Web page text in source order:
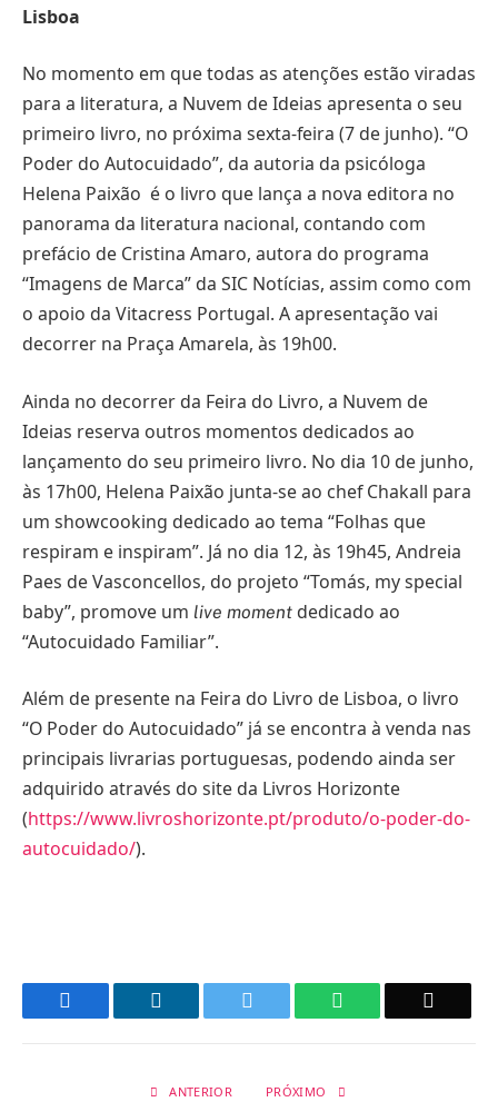
Lisboa
No momento em que todas as atenções estão viradas
para a literatura, a Nuvem de Ideias apresenta o seu
primeiro livro, no próxima sexta-feira (7 de junho). “O
Poder do Autocuidado”, da autoria da psicóloga
Helena Paixão é o livro que lança a nova editora no
panorama da literatura nacional, contando com
prefácio de Cristina Amaro, autora do programa
“Imagens de Marca” da SIC Notícias, assim como com
o apoio da Vitacress Portugal. A apresentação vai
decorrer na Praça Amarela, às 19h00.
Ainda no decorrer da Feira do Livro, a Nuvem de
Ideias reserva outros momentos dedicados ao
lançamento do seu primeiro livro. No dia 10 de junho,
às 17h00, Helena Paixão junta-se ao chef Chakall para
um showcooking dedicado ao tema “Folhas que
respiram e inspiram”. Já no dia 12, às 19h45, Andreia
Paes de Vasconcellos, do projeto “Tomás, my special
baby”, promove um live moment dedicado ao
“Autocuidado Familiar”.
Além de presente na Feira do Livro de Lisboa, o livro
“O Poder do Autocuidado” já se encontra à venda nas
principais livrarias portuguesas, podendo ainda ser
adquirido através do site da Livros Horizonte
(https://www.livroshorizonte.pt/produto/o-poder-do-
autocuidado/).
WhatsApp
ANTERIOR PRÓXIMO